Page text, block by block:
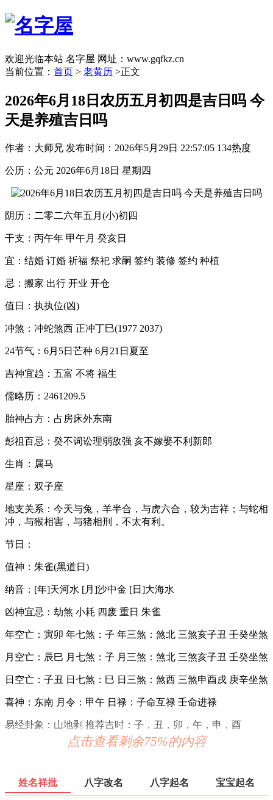
欢迎光临本站 名字屋 网址：www.gqfkz.cn
当前位置： 首页 > 老黄历 >正文
2026年6月18日农历五月初四是吉日吗 今
天是养殖吉日吗
作者：大师兄 发布时间：2026年5月29日 22:57:05 134热度
公历：公元 2026年6月18日 星期四
阴历：二零二六年五月(小)初四
干支：丙午年 甲午月 癸亥日
宜：结婚 订婚 祈福 祭祀 求嗣 签约 装修 签约 种植
忌：搬家 出行 开业 开仓
值日：执执位(凶)
冲煞：冲蛇煞西 正冲丁巳(1977 2037)
24节气：6月5日芒种 6月21日夏至
吉神宜趋：五富 不将 福生
儒略历：2461209.5
胎神占方：占房床外东南
彭祖百忌：癸不词讼理弱敌强 亥不嫁娶不利新郎
生肖：属马
星座：双子座
地支关系：今天与兔，羊半合，与虎六合，较为吉祥；与蛇相
冲，与猴相害，与猪相刑，不太有利。
节日：
值神：朱雀(黑道日)
纳音：[年]天河水 [月]沙中金 [日]大海水
凶神宜忌：劫煞 小耗 四废 重日 朱雀
年空亡：寅卯 年七煞：子 年三煞：煞北 三煞亥子丑 壬癸坐煞
月空亡：辰巳 月七煞：子 月三煞：煞北 三煞亥子丑 壬癸坐煞
日空亡：子丑 日七煞：巳 日三煞：煞西 三煞申酉戌 庚辛坐煞
喜神：东南 月令：甲午 日禄：子命互禄 壬命进禄
易经卦象：山地剥 推荐吉时：子，丑，卯，午，申，酉
九星：九紫天乙火星(吉) 二十八宿：南方井宿井木犴(吉)
六曜：友引 — 平(早晚吉，白天凶)：依古籍观点，寓意早晚
点击查看剩余75%的内容
姓名祥批 八字改名 八字起名 宝宝起名